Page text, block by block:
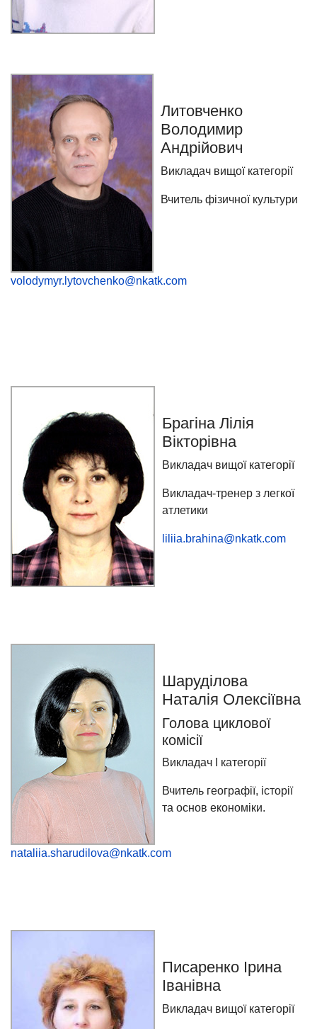
Литовченко
Володимир
Андрійович
Викладач вищої категорії
Вчитель фізичної культури
volodymyr.lytovchenko@nkatk.com
Брагіна Лілія
Вікторівна
Викладач вищої категорії
Викладач-тренер з легкої
атлетики
liliia.brahina@nkatk.com
Шаруділова
Наталія Олексіївна
Голова циклової
комісії
Викладач І категорії
Вчитель географії, історії
та основ економіки.
nataliia.sharudilova@nkatk.com
Писаренко Ірина
Іванівна
Викладач вищої категорії